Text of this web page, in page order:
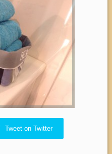
Tweet on Twitter